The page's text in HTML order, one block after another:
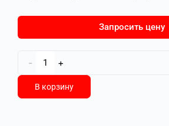
Запросить цену
- +
В корзину